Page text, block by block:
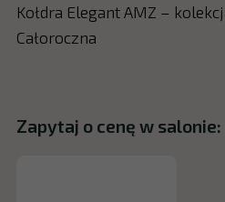
Kołdra Elegant AMZ –
Całoroczna
Zapytaj o cenę w salonie: